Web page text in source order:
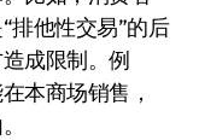
排他性交易”的后
成限制。例
本商场销售，